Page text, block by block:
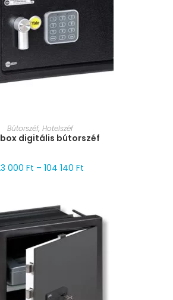
MÉRET VÁLASZTÁSA
Bútorszéf, Hotelszéf
box digitális bútorszéf
000 Ft – 104 140 Ft